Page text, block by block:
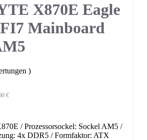
X870E Eagle
Mainboard
)
€
/ Prozessorsockel: Sockel AM5 /
4x DDR5 / Formfaktor: ATX